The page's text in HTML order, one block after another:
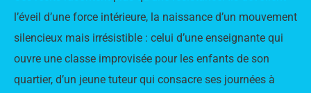
l’éveil d’une force intérieure, la naissance d’un mouvement
silencieux mais irrésistible : celui d’une enseignante qui
ouvre une classe improvisée pour les enfants de son
quartier, d’un jeune tuteur qui consacre ses journées à